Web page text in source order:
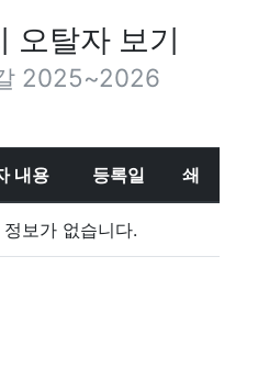
오탈자 보기
2025~2026
내용 등록일 쇄
보가 없습니다.